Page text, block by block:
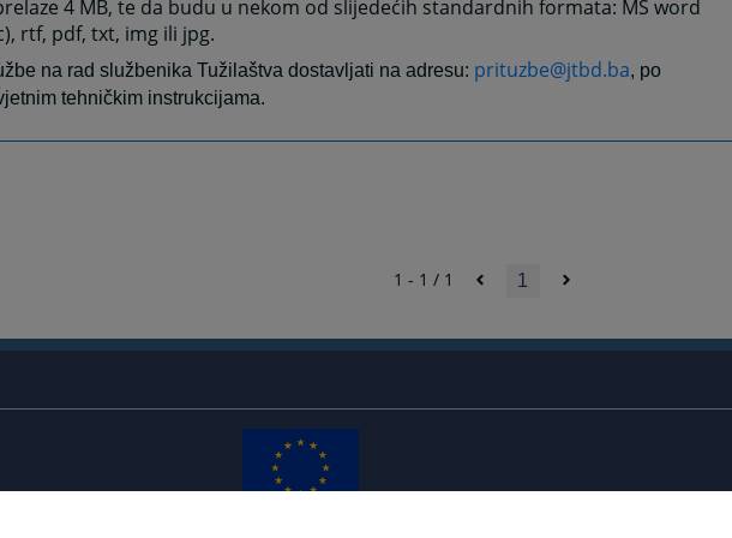
4 MB, te da budu u nekom od slijedećih standardnih formata: MS word
rtf, pdf, txt, img ili jpg.
na rad službenika Tužilaštva dostavljati na adresu: prituzbe@jtbd.ba, po
tehničkim instrukcijama.
1 - 1 / 1 1